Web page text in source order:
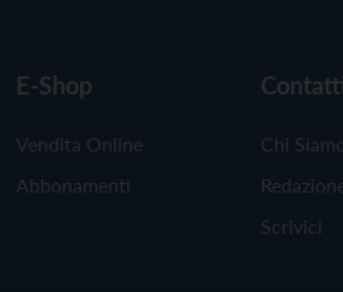
E-Shop
Vendita Online
Abbonamenti
Chi
Scrivici